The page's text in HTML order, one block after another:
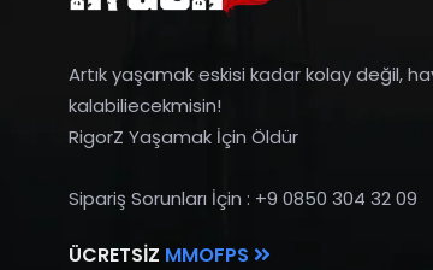
Artık yaşamak eskisi kadar kolay değil,
kalabiliecekmisin!
RigorZ Yaşamak İçin Öldür
Sipariş Sorunları İçin : +9 0850 304 32 09
ÜCRETSIZ MMOFPS